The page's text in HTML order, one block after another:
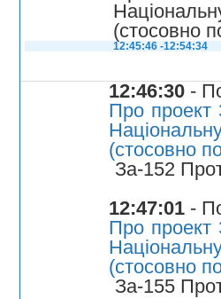
(стосовно
12:45:46 -12:54:34
12:46:30 -
Про проект
(стосовно
За-152
12:47:01 -
Про проект
(стосовно
За-155